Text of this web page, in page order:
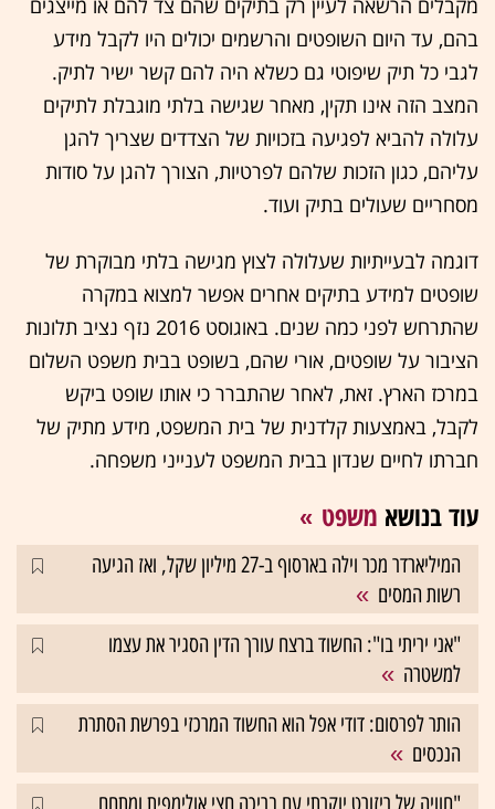
מקבלים הרשאה לעיין רק בתיקים שהם צד להם או מייצגים
בהם, עד היום השופטים והרשמים יכולים היו לקבל מידע
לגבי כל תיק שיפוטי גם כשלא היה להם קשר ישיר לתיק.
המצב הזה אינו תקין, מאחר שגישה בלתי מוגבלת לתיקים
עלולה להביא לפגיעה בזכויות של הצדדים שצריך להגן
עליהם, כגון הזכות שלהם לפרטיות, הצורך להגן על סודות
מסחריים שעולים בתיק ועוד.
דוגמה לבעייתיות שעלולה לצוץ מגישה בלתי מבוקרת של
שופטים למידע בתיקים אחרים אפשר למצוא במקרה
שהתרחש לפני כמה שנים. באוגוסט 2016 נזף נציב תלונות
הציבור על שופטים, אורי שהם, בשופט בבית משפט השלום
במרכז הארץ. זאת, לאחר שהתברר כי אותו שופט ביקש
לקבל, באמצעות קלדנית של בית המשפט, מידע מתיק של
חברתו לחיים שנדון בבית המשפט לענייני משפחה.
עוד בנושא משפט
המיליארדר מכר וילה בארסוף ב-27 מיליון שקל, ואז הגיעה
רשות המסים
"אני יריתי בו": החשוד ברצח עורך הדין הסגיר את עצמו
למשטרה
הותר לפרסום: דודי אפל הוא החשוד המרכזי בפרשת הסתרת
הנכסים